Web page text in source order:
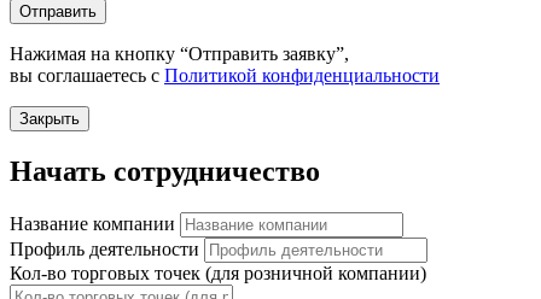
Отправить
Нажимая на кнопку “Отправить заявку”,
вы соглашаетесь с Политикой конфиденциальности
Закрыть
Начать сотрудничество
Название компании
Профиль деятельности
Кол-во торговых точек (для розничной компании)